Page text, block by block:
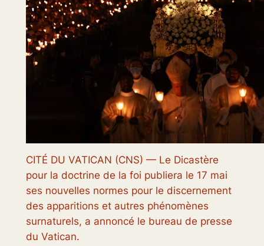
CITÉ DU VATICAN (CNS) — Le Dicastère
pour la doctrine de la foi publiera le 17 mai
ses nouvelles normes pour le discernement
des apparitions et autres phénomènes
surnaturels, a annoncé le bureau de presse
du Vatican.